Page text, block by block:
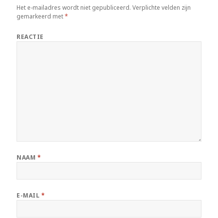
Het e-mailadres wordt niet gepubliceerd. Verplichte velden zijn
gemarkeerd met*
REACTIE
NAAM *
E-MAIL *